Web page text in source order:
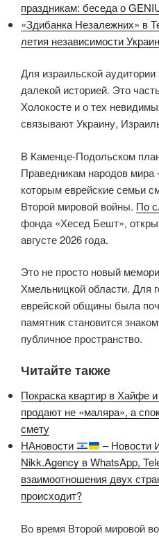
праздникам: беседа о
«Здибанка Незалежних» в
летия независимости
Для израильской
далекой историей. Это
Холокосте и о тех
связывают Украину,
В Каменце-Подольском
Праведникам народов
которым еврейские семьи
Второй мировой войны. По
фонда «Хесед Бешт»,
августе 2026 года.
Это не просто новый
Хмельницкой области. Для
еврейской общины была
памятник становится
публичное пространство.
Читайте также
Покраска квартир в Хайфе
продают не «маляра», а
смету
НАновости
– Новости
Nikk.Agency в WhatsApp,
взаимоотношения двух
происходит?
Во время Второй мировой